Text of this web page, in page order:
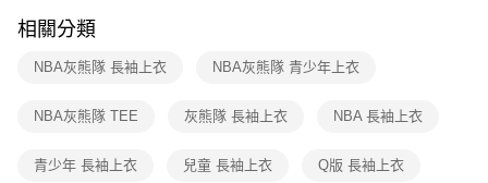
※ 交易是否成功請以「AFTEE先享後付 」之結帳頁面顯示為準，若有關於
是否繳費成功／繳費後需取消欲退款等相關疑問，請聯繫「AFTEE先享後付
客戶支援中心」https://netprotections.freshdesk.com/support/home
１．透過由恩沛科技股份有限公司提供之「AFTEE先享後付」服務完成之交
權轉讓予恩沛科技股份有限公司。
相關分類
NBA灰熊隊 長袖上衣 NBA灰熊隊 青少年上衣
NBA灰熊隊 TEE 灰熊隊 長袖上衣 NBA 長袖上衣
青少年 長袖上衣 兒童 長袖上衣 Q版 長袖上衣